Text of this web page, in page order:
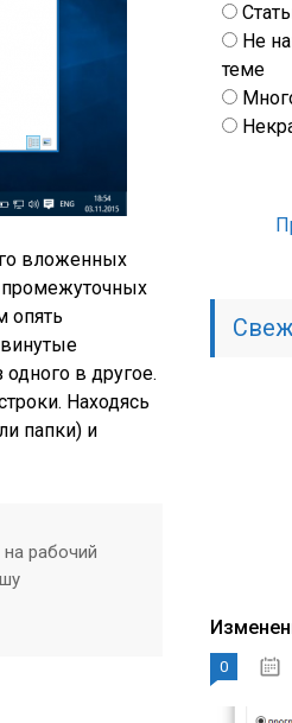
вложенных
промежуточных
опять
в другое.
Находясь
папки) и
рабочий
Не
теме
0